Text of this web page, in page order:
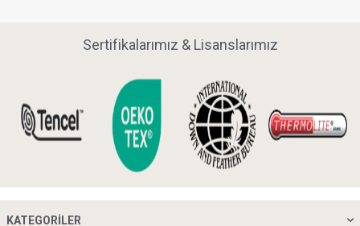
Sertifikalarımız & Lisanslarımız
KATEGORILER